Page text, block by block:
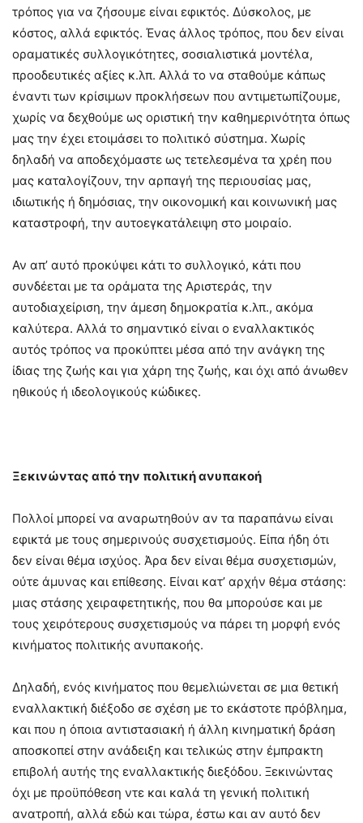
τρόπος για να ζήσουμε είναι εφικτός. Δύσκολος, με
κόστος, αλλά εφικτός. Ένας άλλος τρόπος, που δεν είναι
οραματικές συλλογικότητες, σοσιαλιστικά μοντέλα,
προοδευτικές αξίες κ.λπ. Αλλά το να σταθούμε κάπως
έναντι των κρίσιμων προκλήσεων που αντιμετωπίζουμε,
χωρίς να δεχθούμε ως οριστική την καθημερινότητα όπως
μας την έχει ετοιμάσει το πολιτικό σύστημα. Χωρίς
δηλαδή να αποδεχόμαστε ως τετελεσμένα τα χρέη που
μας καταλογίζουν, την αρπαγή της περιουσίας μας,
ιδιωτικής ή δημόσιας, την οικονομική και κοινωνική μας
καταστροφή, την αυτοεγκατάλειψη στο μοιραίο.
Αν απ’ αυτό προκύψει κάτι το συλλογικό, κάτι που
συνδέεται με τα οράματα της Αριστεράς, την
αυτοδιαχείριση, την άμεση δημοκρατία κ.λπ., ακόμα
καλύτερα. Αλλά το σημαντικό είναι ο εναλλακτικός
αυτός τρόπος να προκύπτει μέσα από την ανάγκη της
ίδιας της ζωής και για χάρη της ζωής, και όχι από άνωθεν
ηθικούς ή ιδεολογικούς κώδικες.
Ξεκινώντας από την πολιτική ανυπακοή
Πολλοί μπορεί να αναρωτηθούν αν τα παραπάνω είναι
εφικτά με τους σημερινούς συσχετισμούς. Είπα ήδη ότι
δεν είναι θέμα ισχύος. Άρα δεν είναι θέμα συσχετισμών,
ούτε άμυνας και επίθεσης. Είναι κατ’ αρχήν θέμα στάσης:
μιας στάσης χειραφετητικής, που θα μπορούσε και με
τους χειρότερους συσχετισμούς να πάρει τη μορφή ενός
κινήματος πολιτικής ανυπακοής.
Δηλαδή, ενός κινήματος που θεμελιώνεται σε μια θετική
εναλλακτική διέξοδο σε σχέση με το εκάστοτε πρόβλημα,
και που η όποια αντιστασιακή ή άλλη κινηματική δράση
αποσκοπεί στην ανάδειξη και τελικώς στην έμπρακτη
επιβολή αυτής της εναλλακτικής διεξόδου. Ξεκινώντας
όχι με προϋπόθεση ντε και καλά τη γενική πολιτική
ανατροπή, αλλά εδώ και τώρα, έστω και αν αυτό δεν